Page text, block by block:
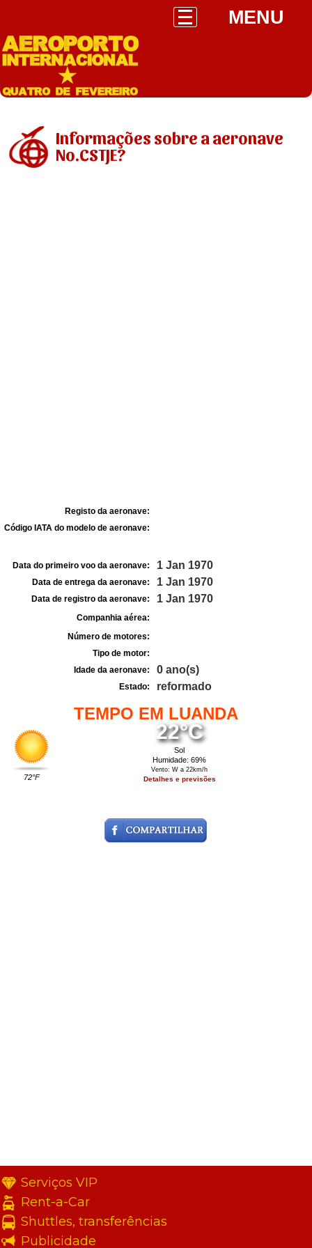
MENU
Informações sobre a aeronave
No.CSTJE?
Registo da aeronave:
Código IATA do modelo de aeronave:
Data do primeiro voo da aeronave: 1 Jan 1970
Data de entrega da aeronave: 1 Jan 1970
Data de registro da aeronave: 1 Jan 1970
Companhia aérea:
Número de motores:
Tipo de motor:
Idade da aeronave:
0 ano(s)
Estado: reformado
TEMPO EM LUANDA
72°F
22°C
Sol
Humidade: 69%
Vento: W a 22km/h
Detalhes e previsões
Serviços VIP
Rent-a-Car
Shuttles, transferências
Publicidade